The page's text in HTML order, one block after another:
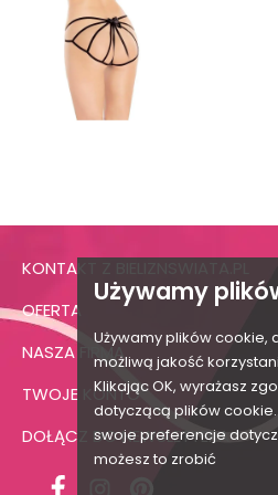
Używamy
Używamy plików cookie,
możliwą jakość
Klikając OK, wyrażasz
dotyczącą plików
swoje preferencje
możesz to zrobić
KONTAKT Z BIELIZNSWIATA.PL
OFERTA
NASZA FIRMA
TWOJE KONTO
DOŁĄCZ DO NEWSLETTERA